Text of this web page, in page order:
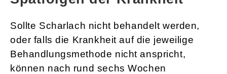
Sollte Scharlach nicht behandelt werden,
oder falls die Krankheit auf die jeweilige
Behandlungsmethode nicht anspricht,
können nach rund sechs Wochen